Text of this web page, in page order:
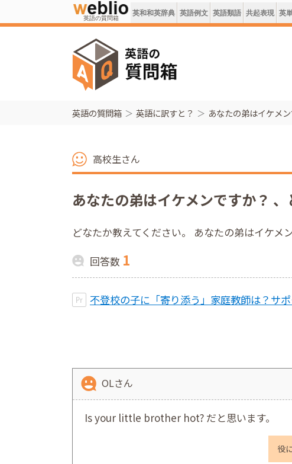
英語の質問箱 英和和英辞典 英語例文 英語類語 共起表現 英
英語の質問箱 英語に訳すと？ あなたの弟はイケメ
高校生さん
あなたの弟はイケメンですか？
どなたか教えてください。 あなたの弟はイケメ
回答数 1
不登校の子に「寄り添う」家庭教師は？サ
OLさん
Is your little brother hot? だと思います。
役